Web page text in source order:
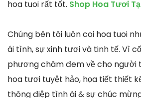
hoa tuoi rất tốt. Shop Hoa Tươi
Chúng bên tôi luôn coi hoa tuoi
ái tình, sự xinh tươi và tinh tế. Vì
phương châm đem về cho người
hoa tươi tuyệt hảo, họa tiết thiết
thông điệp tình ái & sự chúc